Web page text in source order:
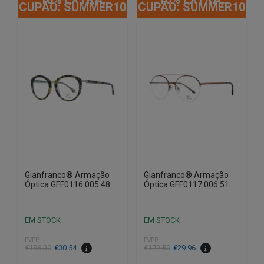
CUPÃO: SUMMER10
Gianfranco® Armação
Óptica GFF0116 005 48
EM STOCK
PVPR
€186.30
O
€30.54
O
CUPÃO: SUMMER10
Gianfranco® Armação
Óptica GFF0117 006 51
EM STOCK
PVPR
€172.50
O
€29.96
O